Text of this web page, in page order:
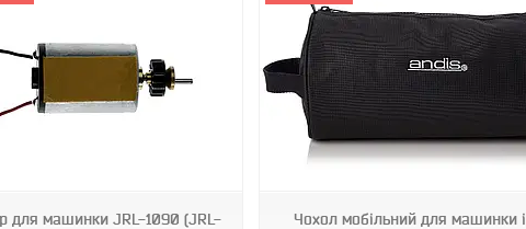
для машинки JRL-1090 (JRL-
Чохол мобільний для машинки і
JRL-O2